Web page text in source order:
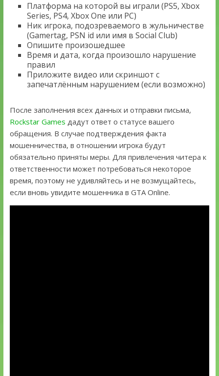
Платформа на которой вы играли (PS5, Xbox
Series, PS4, Xbox One или PC)
Ник игрока, подозреваемого в жульничестве
(Gamertag, PSN id или имя в Social Club)
Опишите произошедшее
Время и дата, когда произошло нарушение
правил
Приложите видео или скриншот с
запечатлённым нарушением (если возможно)
После заполнения всех данных и отправки письма,
Rockstar Games дадут ответ о статусе вашего
обращения. В случае подтверждения факта
мошенничества, в отношении игрока будут
обязательно приняты меры. Для привлечения читера к
ответственности может потребоваться некоторое
время, поэтому не удивляйтесь и не возмущайтесь,
если вновь увидите мошенника в GTA Online.